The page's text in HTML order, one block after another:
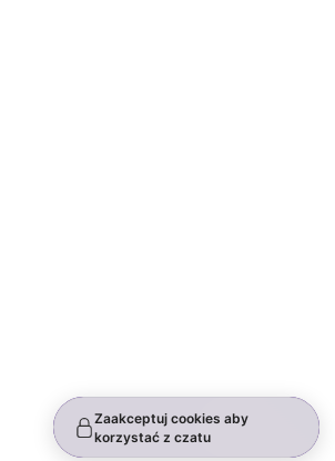
Zaakceptuj cookies aby
korzystać z czatu